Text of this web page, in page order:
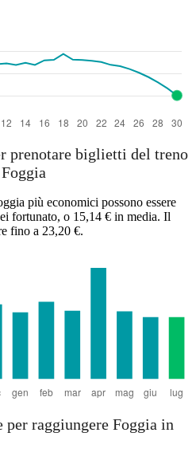
prenotare biglietti del treno
più economici possono essere
fortunato, o 15,14 € in media. Il
fino a 23,20 €.
raggiungere Foggia in